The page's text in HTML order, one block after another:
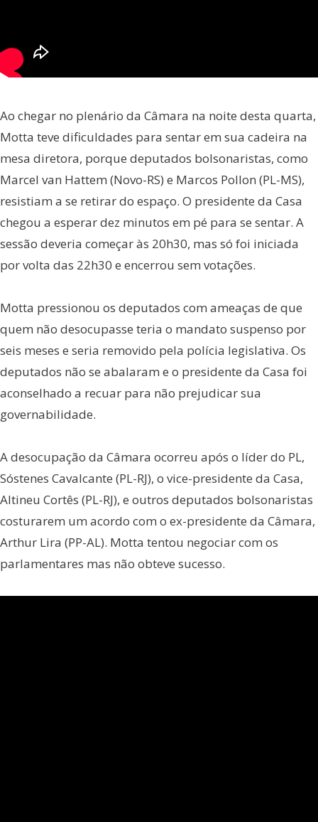
Ao chegar no plenário da Câmara na noite desta quarta,
Motta teve dificuldades para sentar em sua cadeira na
mesa diretora, porque deputados bolsonaristas, como
Marcel van Hattem (Novo-RS) e Marcos Pollon (PL-MS),
resistiam a se retirar do espaço. O presidente da Casa
chegou a esperar dez minutos em pé para se sentar. A
sessão deveria começar às 20h30, mas só foi iniciada
por volta das 22h30 e encerrou sem votações.
Motta pressionou os deputados com ameaças de que
quem não desocupasse teria o mandato suspenso por
seis meses e seria removido pela polícia legislativa. Os
deputados não se abalaram e o presidente da Casa foi
aconselhado a recuar para não prejudicar sua
governabilidade.
A desocupação da Câmara ocorreu após o líder do PL,
Sóstenes Cavalcante (PL-RJ), o vice-presidente da Casa,
Altineu Cortês (PL-RJ), e outros deputados bolsonaristas
costurarem um acordo com o ex-presidente da Câmara,
Arthur Lira (PP-AL). Motta tentou negociar com os
parlamentares mas não obteve sucesso.